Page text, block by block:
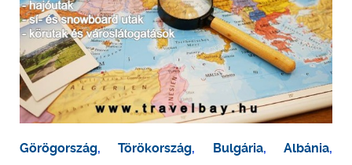
Görögország,Törökország, Bulgária,Albánia,